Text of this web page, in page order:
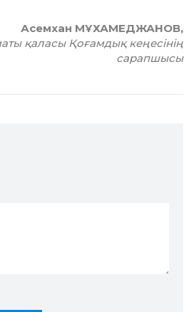
Асемхан МҰХАМЕДЖАНОВ,
қаласы Қоғамдық кеңесінің
сарапшысы